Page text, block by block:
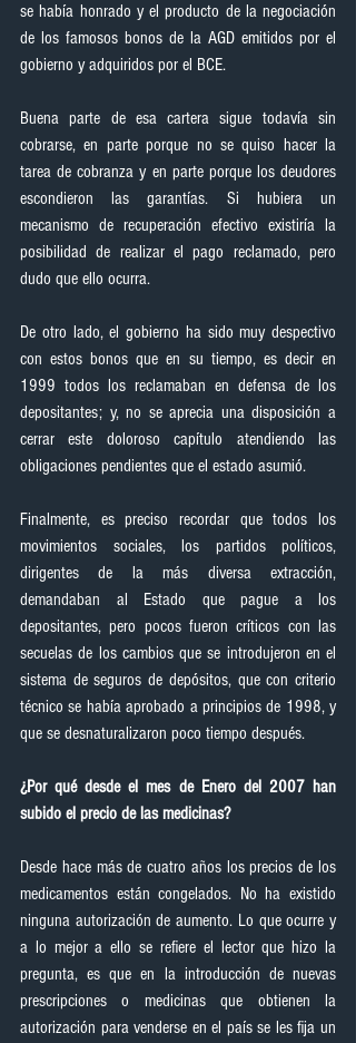
se había honrado y el producto de la negociación
de los famosos bonos de la AGD emitidos por el
gobierno y adquiridos por el BCE.
Buena parte de esa cartera sigue todavía sin
cobrarse, en parte porque no se quiso hacer la
tarea de cobranza y en parte porque los deudores
escondieron las garantías. Si hubiera un
mecanismo de recuperación efectivo existiría la
posibilidad de realizar el pago reclamado, pero
dudo que ello ocurra.
De otro lado, el gobierno ha sido muy despectivo
con estos bonos que en su tiempo, es decir en
1999 todos los reclamaban en defensa de los
depositantes; y, no se aprecia una disposición a
cerrar este doloroso capítulo atendiendo las
obligaciones pendientes que el estado asumió.
Finalmente, es preciso recordar que todos los
movimientos sociales, los partidos políticos,
dirigentes de la más diversa extracción,
demandaban al Estado que pague a los
depositantes, pero pocos fueron críticos con las
secuelas de los cambios que se introdujeron en el
sistema de seguros de depósitos, que con criterio
técnico se había aprobado a principios de 1998, y
que se desnaturalizaron poco tiempo después.
¿Por qué desde el mes de Enero del 2007 han
subido el precio de las medicinas?
Desde hace más de cuatro años los precios de los
medicamentos están congelados. No ha existido
ninguna autorización de aumento. Lo que ocurre y
a lo mejor a ello se refiere el lector que hizo la
pregunta, es que en la introducción de nuevas
prescripciones o medicinas que obtienen la
autorización para venderse en el país se les fija un